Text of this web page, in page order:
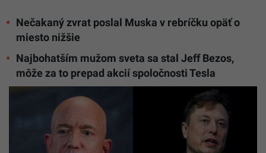
Nečakaný zvrat poslal Muska v rebríčku opäť o
miesto nižšie
Najbohatším mužom sveta sa stal Jeff Bezos,
môže za to prepad akcií spoločnosti Tesla